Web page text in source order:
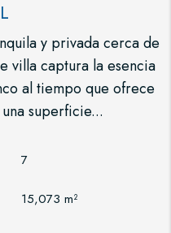
y privada cerca de
villa captura la esencia
al tiempo que ofrece
superficie...
7
15,073 m²